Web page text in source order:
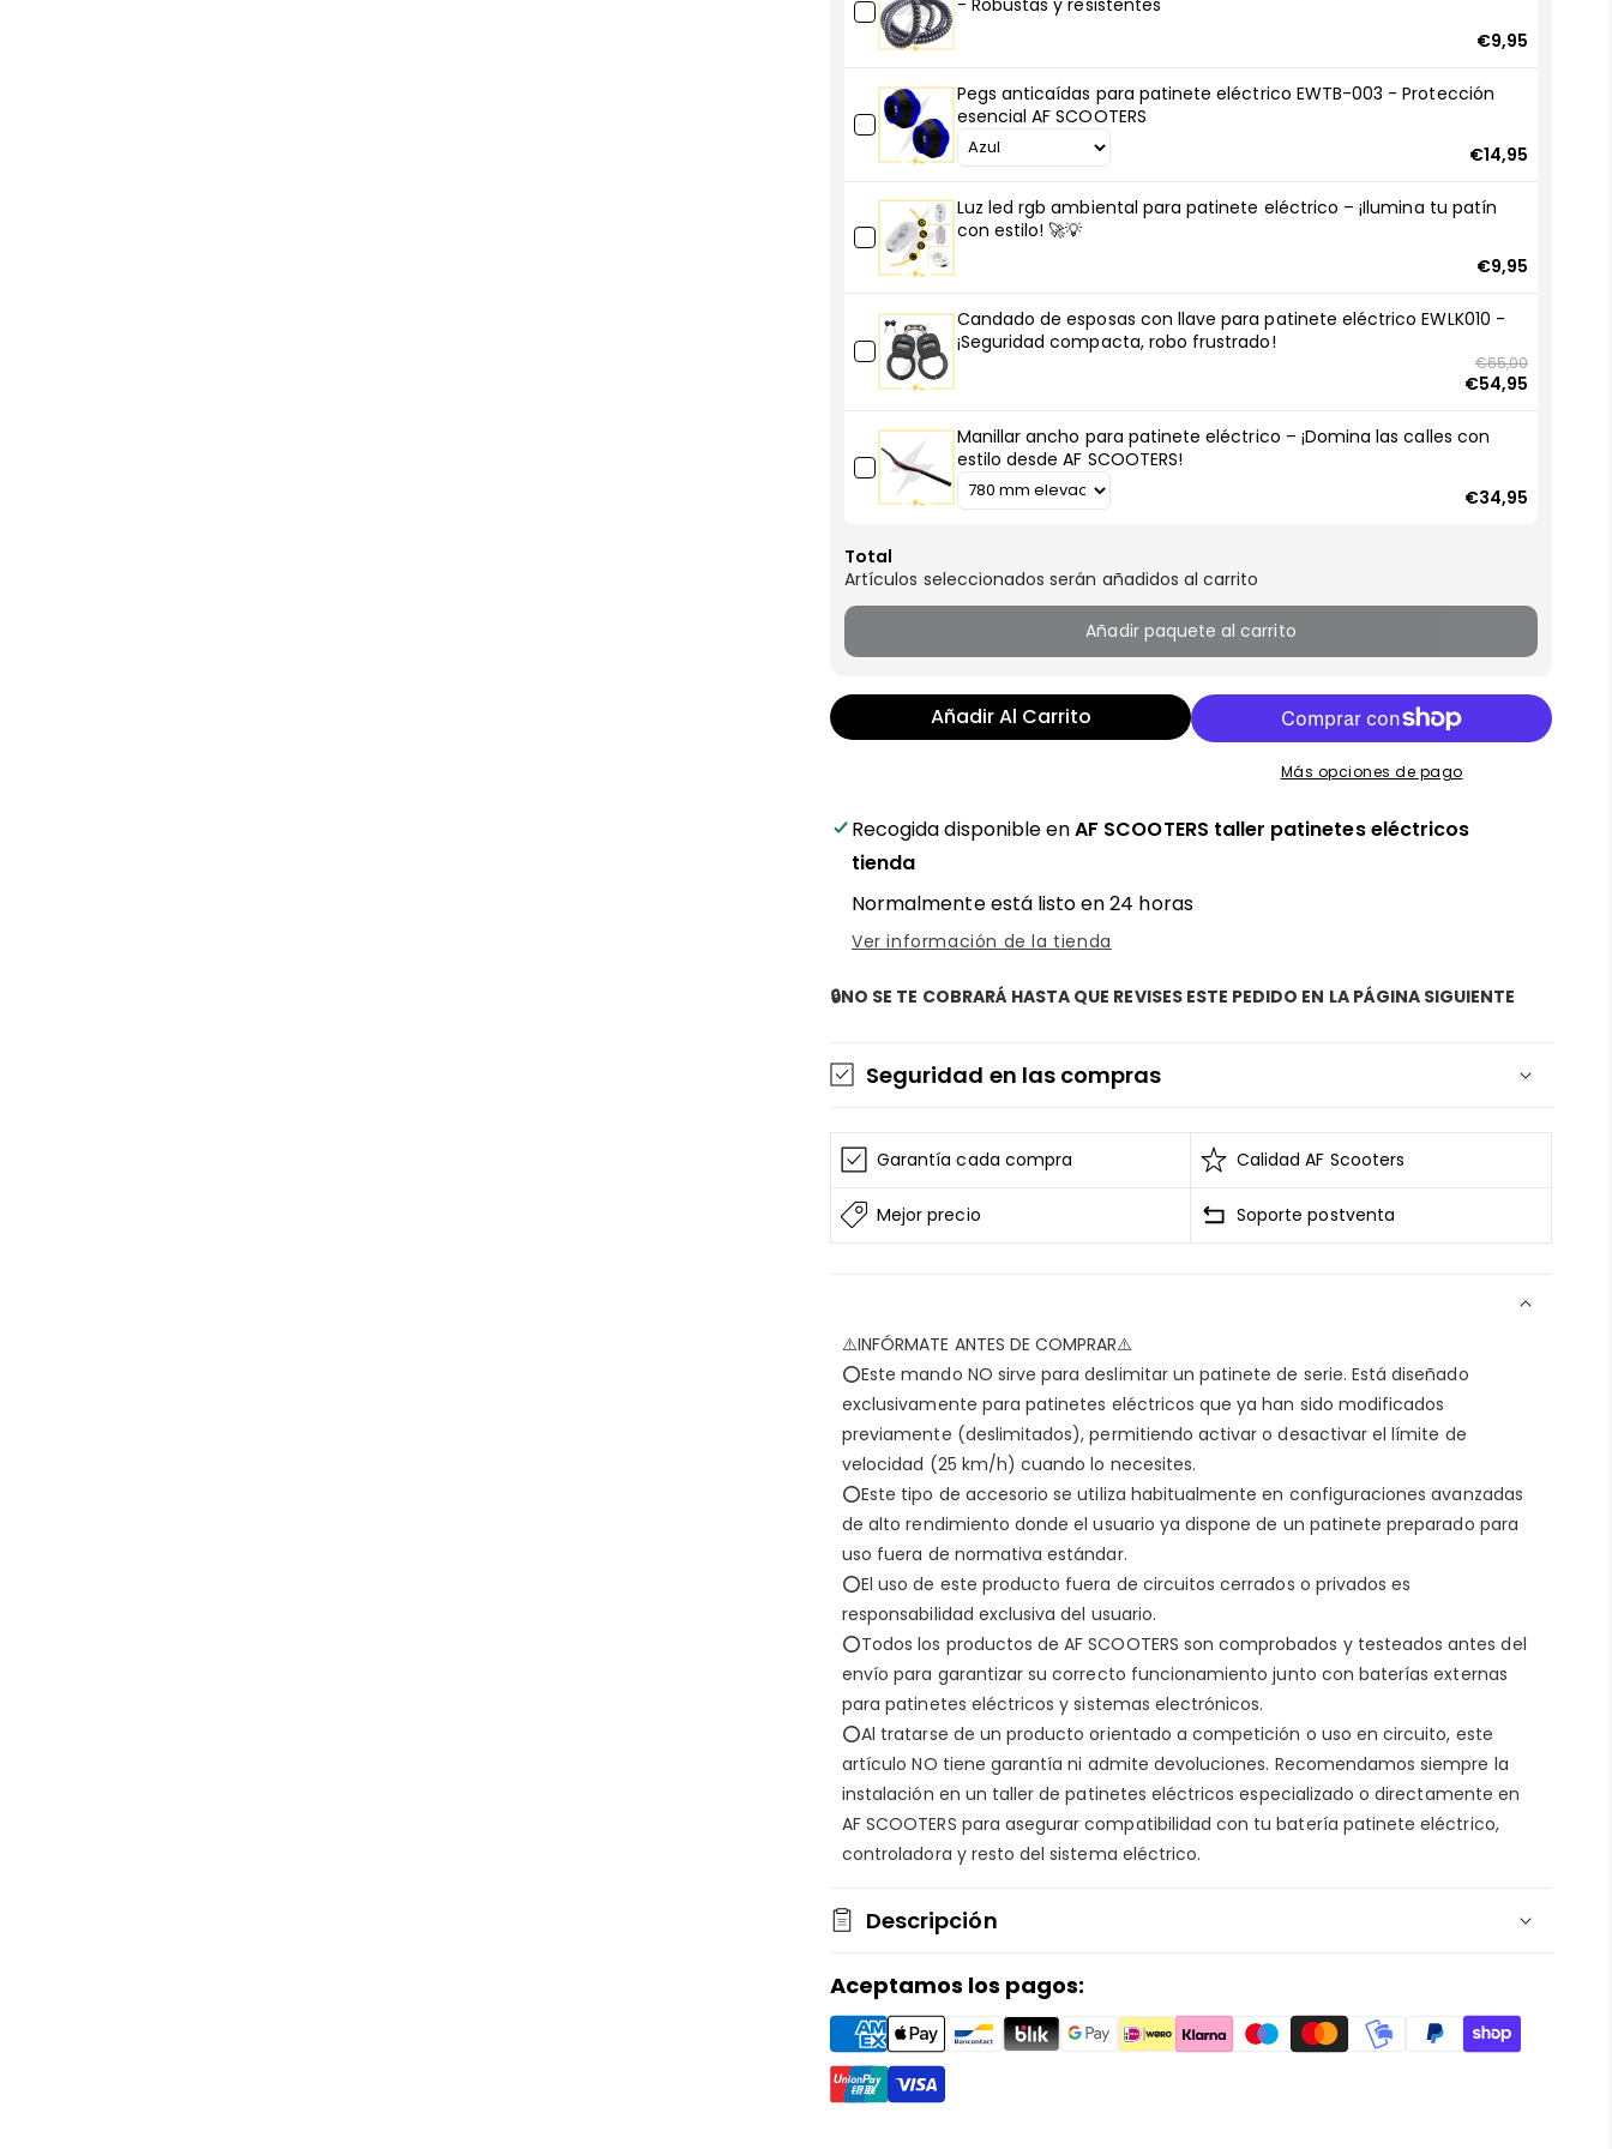
total
con
AF
SCOOTERS
total
con
AF
SCOOTERS
- Robustas y resistentes
€9,95
Pegs anticaídas para patinete eléctrico EWTB-003 - Protección
esencial AF SCOOTERS
€14,95
Luz led rgb ambiental para patinete eléctrico – ¡Ilumina tu patín
con estilo! 🚀💡
€9,95
Candado de esposas con llave para patinete eléctrico EWLK010 -
¡Seguridad compacta, robo frustrado!
€65,00
€54,95
Manillar ancho para patinete eléctrico – ¡Domina las calles con
estilo desde AF SCOOTERS!
€34,95
Total
Artículos seleccionados serán añadidos al carrito
Añadir paquete al carrito
Añadir Al Carrito
Más opciones de pago
Recogida disponible enAF SCOOTERS taller patinetes eléctricos
tienda
Normalmente está listo en 24 horas
Ver información de la tienda
🔒NO SE TE COBRARÁ HASTA QUE REVISES ESTE PEDIDO EN LA PÁGINA SIGUIENTE
Seguridad en las compras
AF SCOOTERSsigue el Estándar de Seguridad de Datos para la Industria de
Todos los datos están cifrados
AF SCOOTERSbajo ninguna circunstancia venderá la información de tu
Entrega garantizada
Devolución si el artículo está dañado
Reembolso por 15 días sin actualizaciones
Reembolso por 30 días sin entrega
Consulta nuestrapolítica de envío
Privacidad segura
EnAF SCOOTERS, tu tienda de patinetes eléctricos,
priorizamos tu seguridad. Colaboramos con la plataforma Shopify
vulnerabilidades y proteger tu información. Consulta nuestrapolítica de
privacidadpara más detalles.
Protección de las compras
Compra con confianza en AF SCOOTERS sabiendo que si algo sale mal, siempre
te protegeremos. Conócenos en
Aviso legal
Garantía cada compra Calidad AF Scooters
Mejor precio Soporte postventa
⚠️INFÓRMATE ANTES DE COMPRAR⚠️
⭕Este mando NO sirve para deslimitar un patinete de serie. Está diseñado
exclusivamente para patinetes eléctricos que ya han sido modificados
previamente (deslimitados), permitiendo activar o desactivar el límite de
velocidad (25 km/h) cuando lo necesites.
⭕Este tipo de accesorio se utiliza habitualmente en configuraciones avanzadas
de alto rendimiento donde el usuario ya dispone de un patinete preparado para
uso fuera de normativa estándar.
⭕El uso de este producto fuera de circuitos cerrados o privados es
responsabilidad exclusiva del usuario.
⭕Todos los productos de AF SCOOTERS son comprobados y testeados antes del
envío para garantizar su correcto funcionamiento junto con baterías externas
para patinetes eléctricos y sistemas electrónicos.
⭕Al tratarse de un producto orientado a competición o uso en circuito, este
artículo NO tiene garantía ni admite devoluciones. Recomendamos siempre la
instalación en un taller de patinetes eléctricos especializado o directamente en
AF SCOOTERS para asegurar compatibilidad con tu batería patinete eléctrico,
controladora y resto del sistema eléctrico.
Descripción
🔓 Mando limitador de velocidad para patinete
eléctrico Kukirin Kamikaze - enAF SCOOTERS
EnAF SCOOTERS
eléctricoespecialistas en
Aceptamos los pagos: